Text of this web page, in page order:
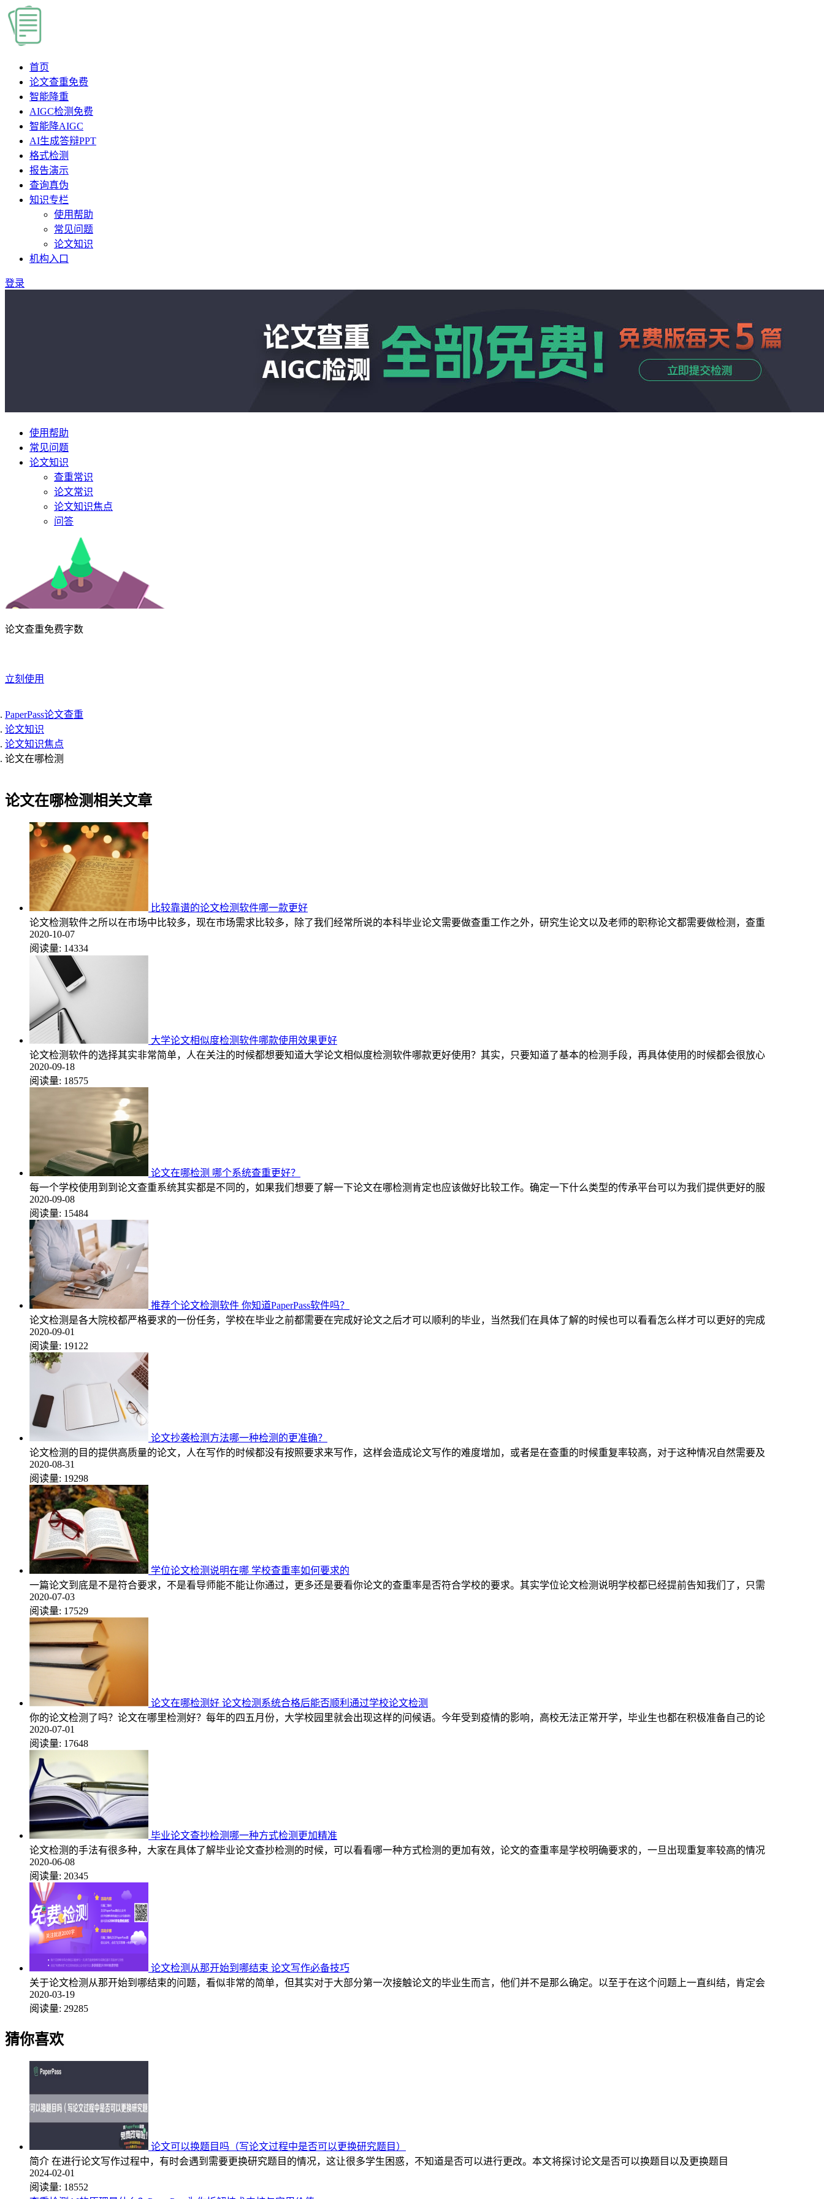
首页
论文查重免费
智能降重
AIGC检测 免费
智能降AIGC
AI生成答辩PPT
格式检测
报告演示
查询真伪
知识专栏
使用帮助
常见问题
论文知识
机构入口
登录
使用帮助
常见问题
论文知识
查重常识
论文常识
论文知识焦点
问答
论文查重免费字数
立刻使用
PaperPass论文查重
论文知识
论文知识焦点
论文在哪检测
论文在哪检测相关文章
比较靠谱的论文检测软件哪一款更好
论文检测软件之所以在市场中比较多，现在市场需求比较多，除了我们经常所说的本科毕业论文需要做查重工作之外，研究生论文以及老师的职称论文都需要做检测，查重
2020-10-07
阅读量: 14334
大学论文相似度检测软件哪款使用效果更好
论文检测软件的选择其实非常简单，人在关注的时候都想要知道大学论文相似度检测软件哪款更好使用？其实，只要知道了基本的检测手段，再具体使用的时候都会很放心
2020-09-18
阅读量: 18575
论文在哪检测 哪个系统查重更好？
每一个学校使用到到论文查重系统其实都是不同的，如果我们想要了解一下论文在哪检测肯定也应该做好比较工作。确定一下什么类型的传承平台可以为我们提供更好的服
2020-09-08
阅读量: 15484
推荐个论文检测软件 你知道PaperPass软件吗？
论文检测是各大院校都严格要求的一份任务，学校在毕业之前都需要在完成好论文之后才可以顺利的毕业，当然我们在具体了解的时候也可以看看怎么样才可以更好的完成
2020-09-01
阅读量: 19122
论文抄袭检测方法哪一种检测的更准确？
论文检测的目的提供高质量的论文，人在写作的时候都没有按照要求来写作，这样会造成论文写作的难度增加，或者是在查重的时候重复率较高，对于这种情况自然需要及
2020-08-31
阅读量: 19298
学位论文检测说明在哪 学校查重率如何要求的
一篇论文到底是不是符合要求，不是看导师能不能让你通过，更多还是要看你论文的查重率是否符合学校的要求。其实学位论文检测说明学校都已经提前告知我们了，只需
2020-07-03
阅读量: 17529
论文在哪检测好 论文检测系统合格后能否顺利通过学校论文检测
你的论文检测了吗？论文在哪里检测好？每年的四五月份，大学校园里就会出现这样的问候语。今年受到疫情的影响，高校无法正常开学，毕业生也都在积极准备自己的论
2020-07-01
阅读量: 17648
毕业论文查抄检测哪一种方式检测更加精准
论文检测的手法有很多种，大家在具体了解毕业论文查抄检测的时候，可以看看哪一种方式检测的更加有效，论文的查重率是学校明确要求的，一旦出现重复率较高的情况
2020-06-08
阅读量: 20345
论文检测从那开始到哪结束 论文写作必备技巧
关于论文检测从那开始到哪结束的问题，看似非常的简单，但其实对于大部分第一次接触论文的毕业生而言，他们并不是那么确定。以至于在这个问题上一直纠结，肯定会
2020-03-19
阅读量: 29285
猜你喜欢
论文可以换题目吗（写论文过程中是否可以更换研究题目）
简介 在进行论文写作过程中，有时会遇到需要更换研究题目的情况，这让很多学生困惑，不知道是否可以进行更改。本文将探讨论文是否可以换题目以及更换题目
2024-02-01
阅读量: 18552